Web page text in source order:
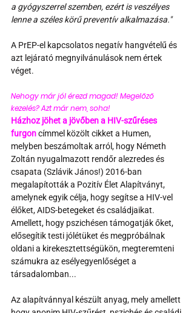
a gyógyszerrel szemben, ezért is veszélyes
lenne a széles körű preventív alkalmazása."
A PrEP-el kapcsolatos negatív hangvételű és
azt lejárató megnyilvánulások nem értek
véget.
Nehogy már jól érezd magad! Megelőző
kezelés? Azt már nem, soha!
Házhoz jöhet a jövőben a HIV-szűréses
furgon címmel közölt cikket a Humen,
melyben beszámoltak arról, hogy Németh
Zoltán nyugalmazott rendőr alezredes és
csapata (Szlávik János!) 2016-ban
megalapították a Pozitív Élet Alapítványt,
amelynek egyik célja, hogy segítse a HIV-vel
élőket, AIDS-betegeket és családjaikat.
Amellett, hogy pszichésen támogatják őket,
elősegítik testi jólétüket és megpróbálnak
oldani a kirekesztettségükön, megteremteni
számukra az esélyegyenlőséget a
társadalomban...
Az alapítvánnyal készült anyag, mely amellett